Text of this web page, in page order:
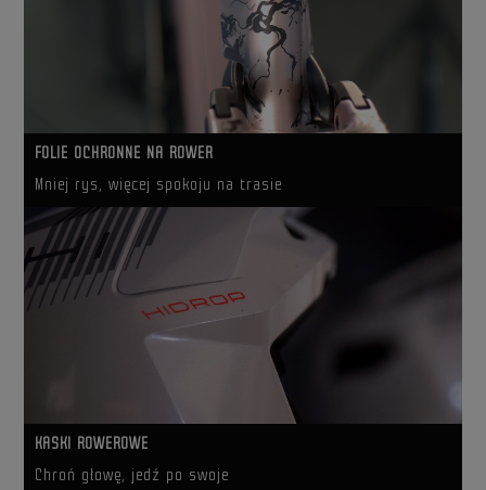
FOLIE OCHRONNE NA ROWER
Mniej rys, więcej spokoju na trasie
KASKI ROWEROWE
Chroń głowę, jedź po swoje